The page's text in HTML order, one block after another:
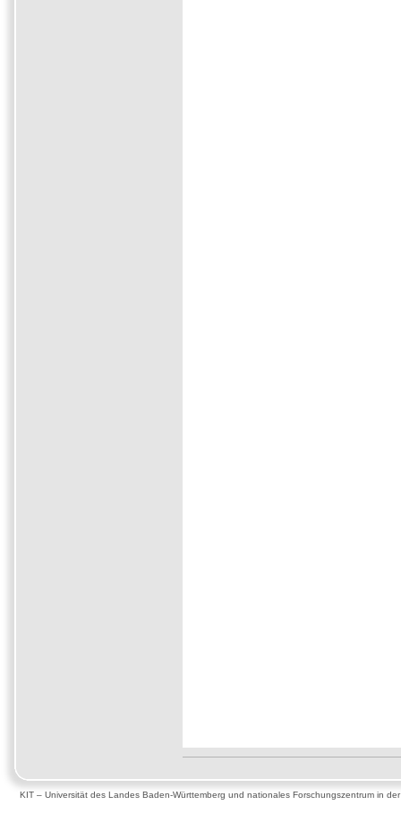
KIT – Universität des Landes Baden-Württemberg und nationales Forschungszentrum in